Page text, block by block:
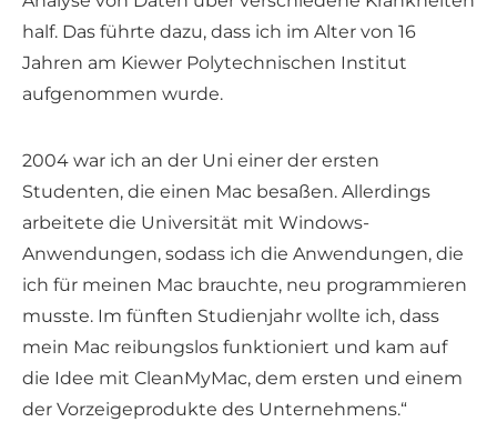
half. Das führte dazu, dass ich im Alter von 16
Jahren am Kiewer Polytechnischen Institut
aufgenommen wurde.
2004 war ich an der Uni einer der ersten
Studenten, die einen Mac besaßen. Allerdings
arbeitete die Universität mit Windows-
Anwendungen, sodass ich die Anwendungen, die
ich für meinen Mac brauchte, neu programmieren
musste. Im fünften Studienjahr wollte ich, dass
mein Mac reibungslos funktioniert und kam auf
die Idee mit CleanMyMac, dem ersten und einem
der Vorzeigeprodukte des Unternehmens.“